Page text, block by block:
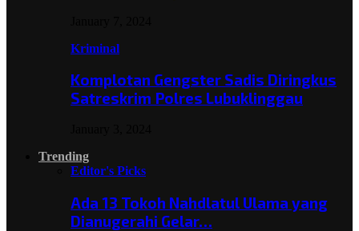
Kriminal
Komplotan Gengster Sadis Diringkus
Satreskrim Polres Lubuklinggau
Trending
Editor's Picks
Ada 13 Tokoh Nahdlatul Ulama yang
Dianugerahi Gelar…